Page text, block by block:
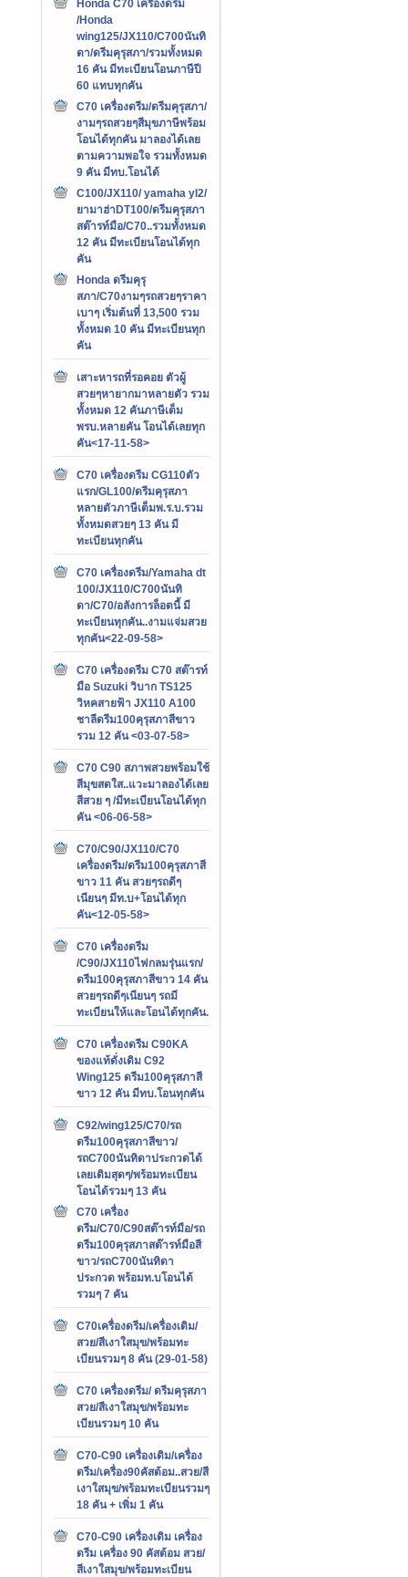
Honda C70 เครืองดรีม
/Honda
wing125/JX110/C700นันทิ
ดา/ดรีมคุรุสภา/รวมทั้งหมด
16 คัน มีทะเบียนโอนภาษีปี
60 แทบทุกคัน
C70 เครื่องดรีม/ดรีมคุรุสภา/
งามๆรถสวยๆสีมุขภาษีพร้อม
โอนได้ทุกคัน มาลองได้เลย
ตามความพอใจ รวมทั้งหมด
9 คัน มีทบ.โอนได้
C100/JX110/ yamaha yl2/
ยามาฮ่าDT100/ดรีมคุรุสภา
สต๊ารท์มือ/C70..รวมทั้งหมด
12 คัน มีทะเบียนโอนได้ทุก
คัน
Honda ดรีมคุรุ
สภา/C70งามๆรถสวยๆราคา
เบาๆ เริ่มต้นที่ 13,500 รวม
ทั้งหมด 10 คัน มีทะเบียนทุก
คัน
เสาะหารถที่รอคอย ตัวผู้
สวยๆหายากมาหลายตัว รวม
ทั้งหมด 12 คันภาษีเต็ม
พรบ.หลายคัน โอนได้เลยทุก
คัน<17-11-58>
C70 เครื่องดรีม CG110ตัว
แรก/GL100/ดรีมคุรุสภา
หลายตัวภาษีเต็มพ.ร.บ.รวม
ทั้งหมดสวยๆ 13 คัน มี
ทะเบียนทุกคัน
C70 เครื่องดรีม/Yamaha dt
100/JX110/C700นันทิ
ดา/C70/อลังการล็อตนี้ มี
ทะเบียนทุกคัน..งามแจ่มสวย
ทุกคัน<22-09-58>
C70 เครื่องดรีม C70 สต๊ารท์
มือ Suzuki วิบาก TS125
วิหคสายฟ้า JX110 A100
ชาลีดรีม100คุรุสภาสีขาว
รวม 12 คัน <03-07-58>
C70 C90 สภาพสวยพร้อมใช้
สีมุขสดใส..แวะมาลองได้เลย
สีสวย ๆ /มีทะเบียนโอนได้ทุก
คัน <06-06-58>
C70/C90/JX110/C70
เครื่องดรีม/ดรีม100คุรุสภาสี
ขาว 11 คัน สวยๆรถดีๆ
เนียนๆ มีท.บ+โอนได้ทุก
คัน<12-05-58>
C70 เครื่องดรีม
/C90/JX110ไฟกลมรุ่นแรก/
ดรีม100คุรุสภาสีขาว 14 คัน
สวยๆรถดีๆเนียนๆ รถมี
ทะเบียนให้และโอนได้ทุกคัน.
C70 เครื่องดรีม C90KA
ของแท้ดั่งเดิม C92
Wing125 ดรีม100คุรุสภาสี
ขาว 12 คัน มีทบ.โอนทุกคัน
C92/wing125/C70/รถ
ดรีม100คุรุสภาสีขาว/
รถC700นันทิดาประกวดได้
เลยเดิมสุดๆ/พร้อมทะเบียน
โอนได้รวมๆ 13 คัน
C70 เครื่อง
ดรีม/C70/C90สต๊ารท์มือ/รถ
ดรีม100คุรุสภาสต๊ารท์มือสี
ขาว/รถC700นันทิดา
ประกวด พร้อมท.บโอนได้
รวมๆ 7 คัน
C70เครื่องดรีม/เครื่องเดิม/
สวย/สีเงาใสมุข/พร้อมทะ
เบียนรวมๆ 8 คัน (29-01-58)
C70 เครื่องดรีม/ ดรีมคุรุสภา
สวย/สีเงาใสมุข/พร้อมทะ
เบียนรวมๆ 10 คัน
C70-C90 เครื่องเดิม/เครื่อง
ดรีม/เครื่อง90คัสต้อม..สวย/สี
เงาใสมุข/พร้อมทะเบียนรวมๆ
18 คัน + เพิ่ม 1 คัน
C70-C90 เครื่องเดิม เครื่อง
ดรีม เครื่อง 90 คัสต้อม สวย/
สีเงาใสมุข/พร้อมทะเบียน